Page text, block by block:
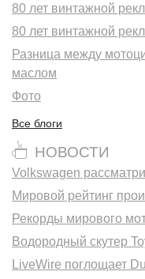
80 лет винтажной
80 лет винтажной
Разница между
маслом
Фото
Все блоги
НОВОСТИ
Volkswagen
Мировой рейтинг
Рекорды мирового
Водородный скутер
LiveWire поглощает